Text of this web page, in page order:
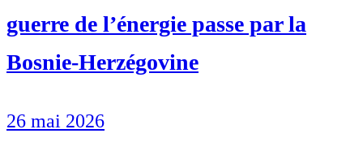
guerre de l’énergie passe par la
Bosnie-Herzégovine
26 mai 2026